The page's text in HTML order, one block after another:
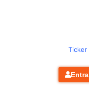
Ticker